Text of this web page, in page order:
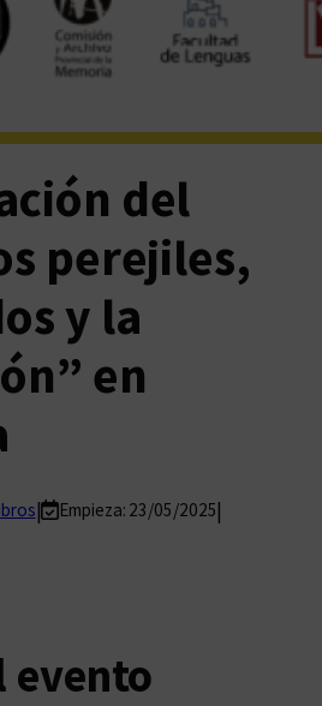
del
perejiles,
y la
en
| Empieza: 23/05/2025|
evento